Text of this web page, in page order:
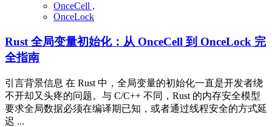
OnceCell ,
OnceLock
Rust 全局变量初始化：从 OnceCell 到 OnceLock 完
全指南
引言背景信息 在 Rust 中，全局变量的初始化一直是开发者绕
不开却又头疼的问题。与 C/C++ 不同，Rust 的内存安全模型
要求全局数据必须在编译期已知，或者通过线程安全的方式延
迟 ...